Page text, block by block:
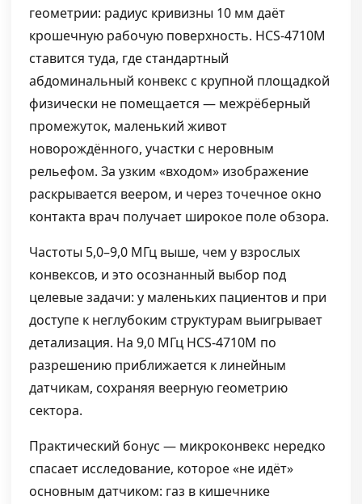
геометрии: радиус кривизны 10 мм даёт
крошечную рабочую поверхность. HCS-4710M
ставится туда, где стандартный
абдоминальный конвекс с крупной площадкой
физически не помещается — межрёберный
промежуток, маленький живот
новорождённого, участки с неровным
рельефом. За узким «входом» изображение
раскрывается веером, и через точечное окно
контакта врач получает широкое поле обзора.
Частоты 5,0–9,0 МГц выше, чем у взрослых
конвексов, и это осознанный выбор под
целевые задачи: у маленьких пациентов и при
доступе к неглубоким структурам выигрывает
детализация. На 9,0 МГц HCS-4710M по
разрешению приближается к линейным
датчикам, сохраняя веерную геометрию
сектора.
Практический бонус — микроконвекс нередко
спасает исследование, которое «не идёт»
основным датчиком: газ в кишечнике